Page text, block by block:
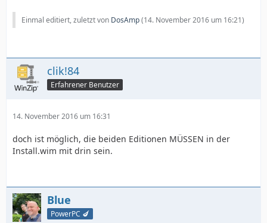
Einmal editiert, zuletzt von DosAmp(14. November 2016 um 16:21)
clik!84
Erfahrener Benutzer
14. November 2016 um 16:31
doch ist möglich, die beiden Editionen MÜSSEN in der
Install.wim mit drin sein.
Blue
PowerPC 🍆